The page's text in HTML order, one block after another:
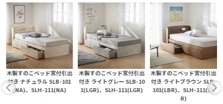
木製すのこベッド宮付引出
付き ナチュラル SLB-101
(NA)、SLH-111(NA)
木製すのこベッド宮付引出
付き ライトグレー SLB-10
1(LGR)、SLH-111(LGR)
木製すのこベッド宮付引出
付き ライトブラウン SLB-
101(LBR)、SLH-111(LB
R)